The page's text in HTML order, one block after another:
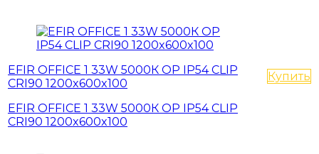
EFIR OFFICE 1 33W 5000К OP IP54 CLIP
CRI90 1200x600x100
EFIR OFFICE 1 33W 5000К OP IP54 CLIP
CRI90 1200x600x100
Купить